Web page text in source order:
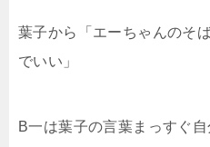
葉子から「エーちゃんのそ
でいい」
B一は葉子の言葉まっすぐ